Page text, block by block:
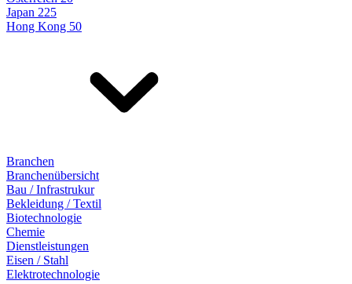
Japan 225
Hong Kong 50
Branchen
Branchenübersicht
Bau / Infrastrukur
Bekleidung / Textil
Biotechnologie
Chemie
Dienstleistungen
Eisen / Stahl
Elektrotechnologie